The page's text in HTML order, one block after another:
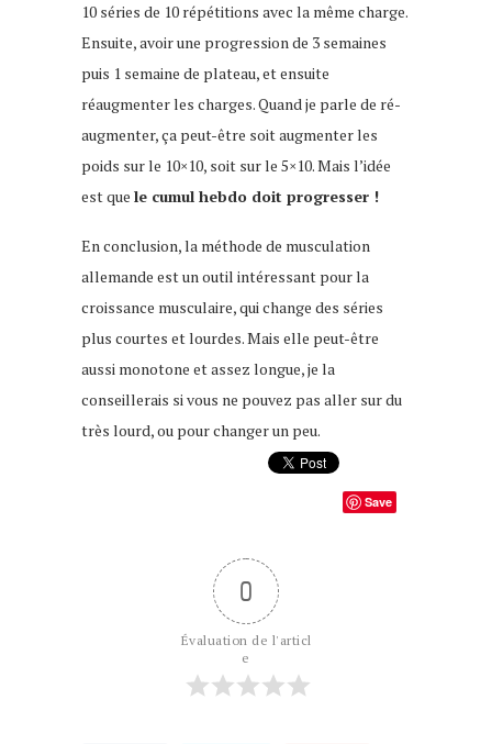
10 séries de 10 répétitions avec la même charge.
Ensuite, avoir une progression de 3 semaines
puis 1 semaine de plateau, et ensuite
réaugmenter les charges. Quand je parle de ré-
augmenter, ça peut-être soit augmenter les
poids sur le 10×10, soit sur le 5×10. Mais l’idée
est que le cumul hebdo doit progresser !
En conclusion, la méthode de musculation
allemande est un outil intéressant pour la
croissance musculaire, qui change des séries
plus courtes et lourdes. Mais elle peut-être
aussi monotone et assez longue, je la
conseillerais si vous ne pouvez pas aller sur du
très lourd, ou pour changer un peu.
Save
0
Évaluation de l'articl
e